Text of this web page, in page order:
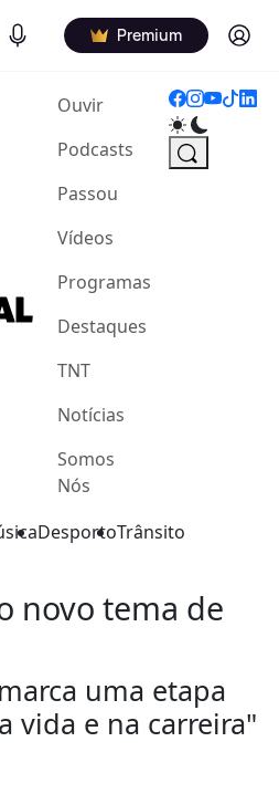
Podcasts Premium Log in
Ouvir(current)
Podcasts
Passou
Vídeos
Programas
Destaques
TNT
Notícias
Somos
Nós
DesportoTrânsito
novo tema de
uma etapa
vida e na carreira"